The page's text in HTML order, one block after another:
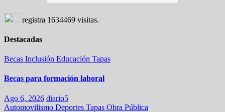
registra 1634469 visitas.
Destacadas
Becas Inclusión Educación Tapas
Becas para formación laboral
Ago 6, 2026 diario5
Automovilismo Deportes Tapas Obra Pública